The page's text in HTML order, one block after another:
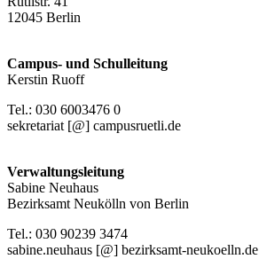
12045 Berlin
Campus- und Schulleitung
Kerstin Ruoff
Tel.: 030 6003476 0
sekretariat [@] campusruetli.de
Verwaltungsleitung
Sabine Neuhaus
Bezirksamt Neukölln von Berlin
Tel.: 030 90239 3474
sabine.neuhaus [@] bezirksamt-neukoelln.de